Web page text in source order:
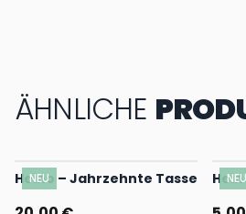
ÄHNLICHE
NEU
Heino – Jahrzehnte Tasse NEU